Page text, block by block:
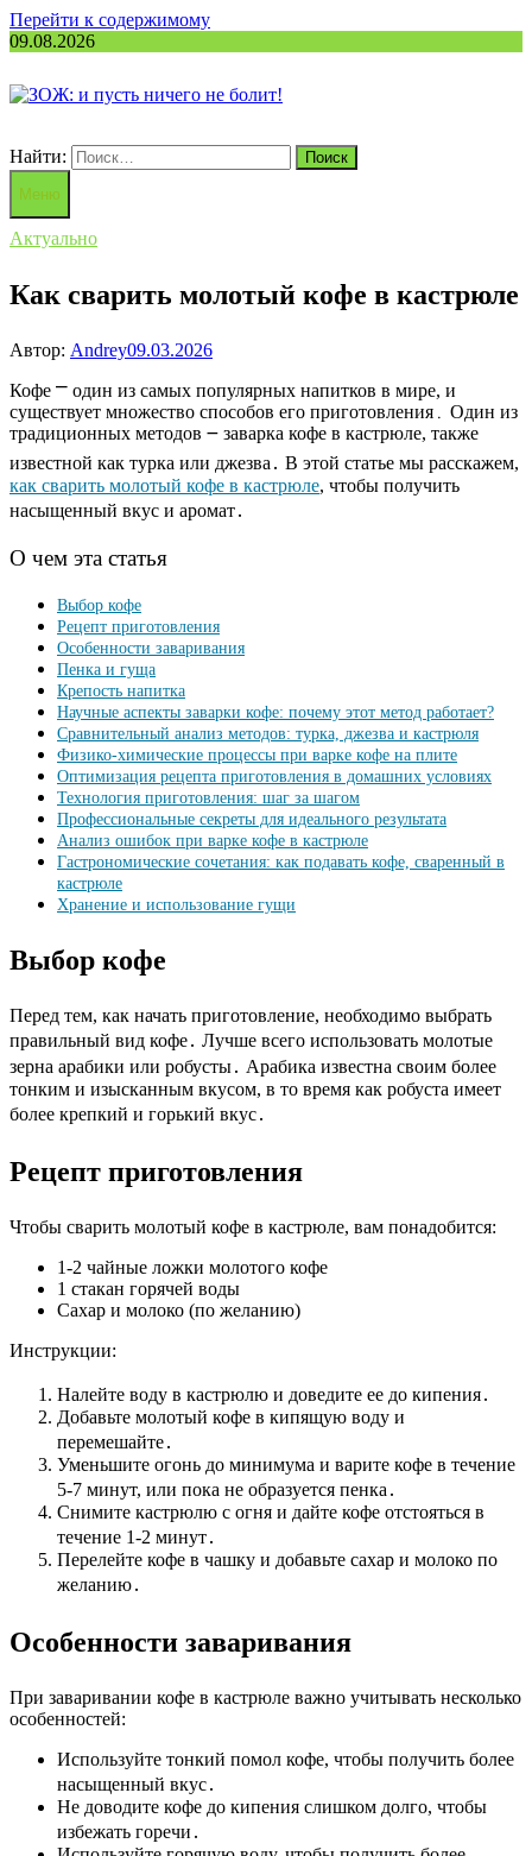
Перейти к содержимому
09.08.2026
Найти:
Меню
Актуально
Как сварить молотый кофе в кастрюле
Автор: Andrey09.03.2026
Кофе ⎻ один из самых популярных напитков в мире, и
существует множество способов его приготовления․ Один из
традиционных методов ౼ заварка кофе в кастрюле, также
известной как турка или джезва․ В этой статье мы расскажем,
как сварить молотый кофе в кастрюле, чтобы получить
насыщенный вкус и аромат․
О чем эта статья
Выбор кофе
Рецепт приготовления
Особенности заваривания
Пенка и гуща
Крепость напитка
Научные аспекты заварки кофе: почему этот метод работает?
Сравнительный анализ методов: турка, джезва и кастрюля
Физико-химические процессы при варке кофе на плите
Оптимизация рецепта приготовления в домашних условиях
Технология приготовления: шаг за шагом
Профессиональные секреты для идеального результата
Анализ ошибок при варке кофе в кастрюле
Гастрономические сочетания: как подавать кофе, сваренный в
кастрюле
Хранение и использование гущи
Выбор кофе
Перед тем, как начать приготовление, необходимо выбрать
правильный вид кофе․ Лучше всего использовать молотые
зерна арабики или робусты․ Арабика известна своим более
тонким и изысканным вкусом, в то время как робуста имеет
более крепкий и горький вкус․
Рецепт приготовления
Чтобы сварить молотый кофе в кастрюле, вам понадобится:
1-2 чайные ложки молотого кофе
1 стакан горячей воды
Сахар и молоко (по желанию)
Инструкции:
Налейте воду в кастрюлю и доведите ее до кипения․
Добавьте молотый кофе в кипящую воду и
перемешайте․
Уменьшите огонь до минимума и варите кофе в течение
5-7 минут, или пока не образуется пенка․
Снимите кастрюлю с огня и дайте кофе отстояться в
течение 1-2 минут․
Перелейте кофе в чашку и добавьте сахар и молоко по
желанию․
Особенности заваривания
При заваривании кофе в кастрюле важно учитывать несколько
особенностей:
Используйте тонкий помол кофе, чтобы получить более
насыщенный вкус․
Не доводите кофе до кипения слишком долго, чтобы
избежать горечи․